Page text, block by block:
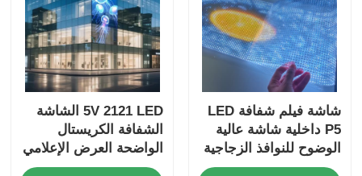
شاشة فيلم شفافة LED
P5 داخلية شاشة عالية
الوضوح للنوافذ الزجاجية
5V 2121 LED الشاشة
الشفافة الكريستال
الواضحة العرض الإعلامي
الرقمي للتجزئة واجهة